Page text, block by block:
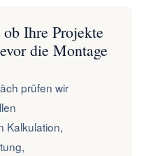
Ihre Projekte
die Montage
prüfen wir
Kalkulation,